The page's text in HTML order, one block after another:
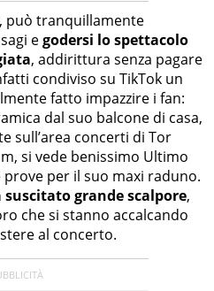
può tranquillamente
egodersi lo spettacolo
, addirittura senza pagare
condiviso su TikTok un
fatto impazzire i fan:
dal suo balcone di casa,
sull’area concerti di Tor
si vede benissimo Ultimo
per il suo maxi raduno.
suscitato grande scalpore,
che si stanno accalcando
al concerto.